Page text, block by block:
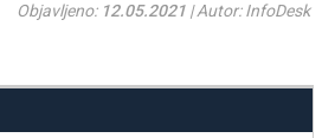
Objavljeno: 12.05.2021 | Autor: InfoDesk